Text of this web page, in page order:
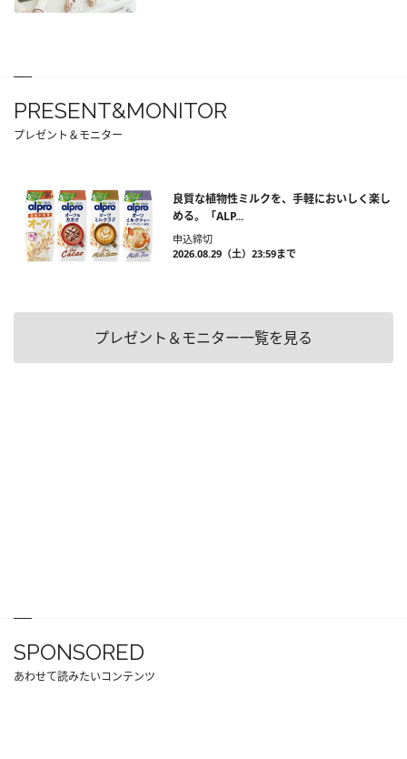
PRESENT&MONITOR
プレゼント＆モニター
良質な植物性ミルクを、手軽においしく楽し
める。「ALP...
申込締切
2026.08.29（土）23:59まで
プレゼント＆モニター一覧を見る
SPONSORED
あわせて読みたいコンテンツ